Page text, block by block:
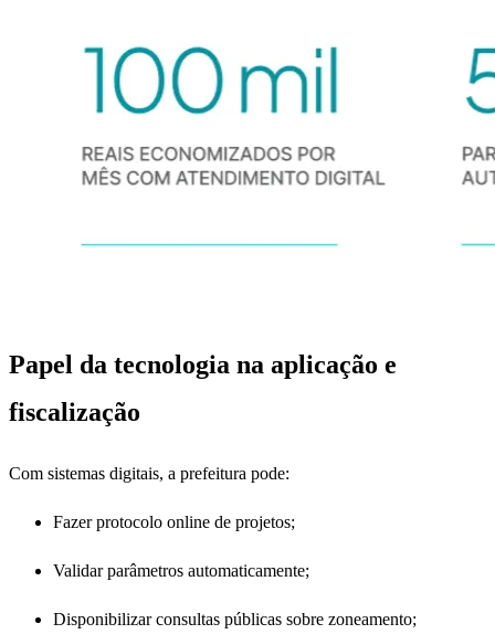
Papel da tecnologia na aplicação e
fiscalização
Com sistemas digitais, a prefeitura pode:
Fazer protocolo online de projetos;
Validar parâmetros automaticamente;
Disponibilizar consultas públicas sobre zoneamento;